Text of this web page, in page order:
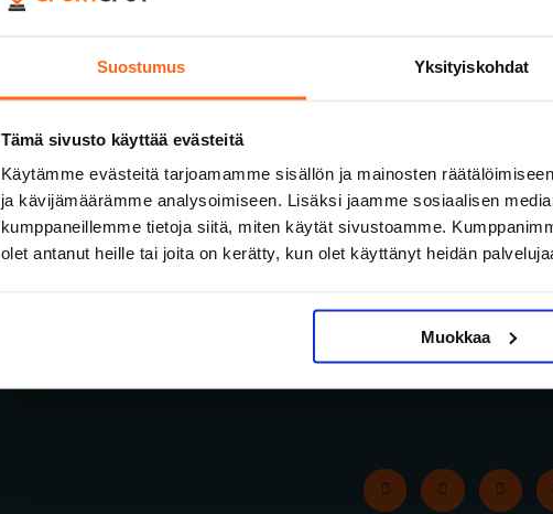
Suostumus Yksityiskohdat
Tämä sivusto käyttää evästeitä
Käytämme evästeitä tarjoamamme sisällön ja mainosten
ja kävijämäärämme analysoimiseen. Lisäksi jaamme sosiaalisen
kumppaneillemme tietoja siitä, miten käytät sivustoamme.
olet antanut heille tai joita on kerätty, kun olet käyttänyt heidän
Muokkaa